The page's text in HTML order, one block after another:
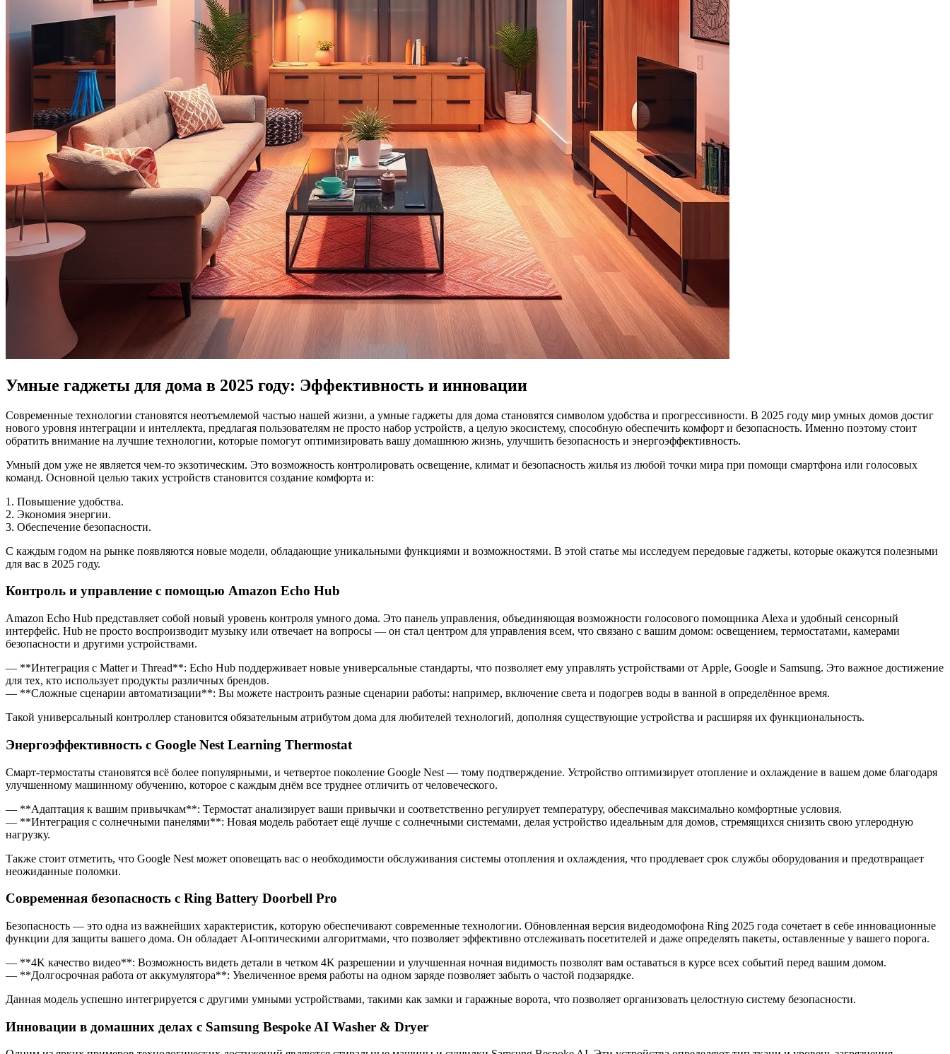
Умные гаджеты для дома в 2025 году: Эффективность и инновации
Современные технологии становятся неотъемлемой частью нашей жизни, а умные гаджеты для дома становятся символом удобства и прогрессивности. В 2025 году мир умных домов достиг
нового уровня интеграции и интеллекта, предлагая пользователям не просто набор устройств, а целую экосистему, способную обеспечить комфорт и безопасность. Именно поэтому стоит
обратить внимание на лучшие технологии, которые помогут оптимизировать вашу домашнюю жизнь, улучшить безопасность и энергоэффективность.
Умный дом уже не является чем-то экзотическим. Это возможность контролировать освещение, климат и безопасность жилья из любой точки мира при помощи смартфона или голосовых
команд. Основной целью таких устройств становится создание комфорта и:
1. Повышение удобства.
2. Экономия энергии.
3. Обеспечение безопасности.
С каждым годом на рынке появляются новые модели, обладающие уникальными функциями и возможностями. В этой статье мы исследуем передовые гаджеты, которые окажутся полезными
для вас в 2025 году.
Контроль и управление с помощью Amazon Echo Hub
Amazon Echo Hub представляет собой новый уровень контроля умного дома. Это панель управления, объединяющая возможности голосового помощника Alexa и удобный сенсорный
интерфейс. Hub не просто воспроизводит музыку или отвечает на вопросы — он стал центром для управления всем, что связано с вашим домом: освещением, термостатами, камерами
безопасности и другими устройствами.
— **Интеграция с Matter и Thread**: Echo Hub поддерживает новые универсальные стандарты, что позволяет ему управлять устройствами от Apple, Google и Samsung. Это важное достижение
для тех, кто использует продукты различных брендов.
— **Сложные сценарии автоматизации**: Вы можете настроить разные сценарии работы: например, включение света и подогрев воды в ванной в определённое время.
Такой универсальный контроллер становится обязательным атрибутом дома для любителей технологий, дополняя существующие устройства и расширяя их функциональность.
Энергоэффективность с Google Nest Learning Thermostat
Смарт-термостаты становятся всё более популярными, и четвертое поколение Google Nest — тому подтверждение. Устройство оптимизирует отопление и охлаждение в вашем доме благодаря
улучшенному машинному обучению, которое с каждым днём все труднее отличить от человеческого.
— **Адаптация к вашим привычкам**: Термостат анализирует ваши привычки и соответственно регулирует температуру, обеспечивая максимально комфортные условия.
— **Интеграция с солнечными панелями**: Новая модель работает ещё лучше с солнечными системами, делая устройство идеальным для домов, стремящихся снизить свою углеродную
нагрузку.
Также стоит отметить, что Google Nest может оповещать вас о необходимости обслуживания системы отопления и охлаждения, что продлевает срок службы оборудования и предотвращает
неожиданные поломки.
Современная безопасность с Ring Battery Doorbell Pro
Безопасность — это одна из важнейших характеристик, которую обеспечивают современные технологии. Обновленная версия видеодомофона Ring 2025 года сочетает в себе инновационные
функции для защиты вашего дома. Он обладает AI-оптическими алгоритмами, что позволяет эффективно отслеживать посетителей и даже определять пакеты, оставленные у вашего порога.
— **4K качество видео**: Возможность видеть детали в четком 4K разрешении и улучшенная ночная видимость позволят вам оставаться в курсе всех событий перед вашим домом.
— **Долгосрочная работа от аккумулятора**: Увеличенное время работы на одном заряде позволяет забыть о частой подзарядке.
Данная модель успешно интегрируется с другими умными устройствами, такими как замки и гаражные ворота, что позволяет организовать целостную систему безопасности.
Инновации в домашних делах с Samsung Bespoke AI Washer & Dryer